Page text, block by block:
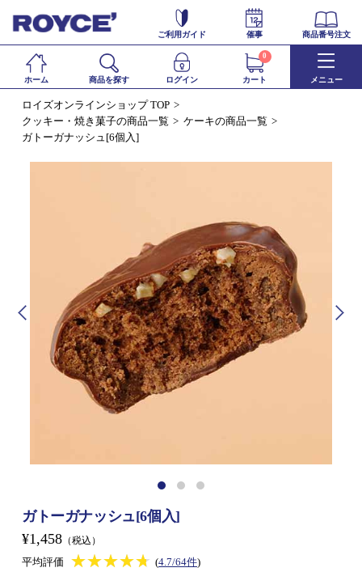
ご利用ガイド 催事 商品番号注文
ホーム 商品を探す ログイン カート
0
メニュー
ロイズオンラインショップ TOP
クッキー・焼き菓子の商品一覧
ケーキの商品一覧
ガトーガナッシュ[6個入]
ガトーガナッシュ[6個入]
¥1,458 （税込）
平均評価 ★★★★★
★★★★★ (4.7/64件)